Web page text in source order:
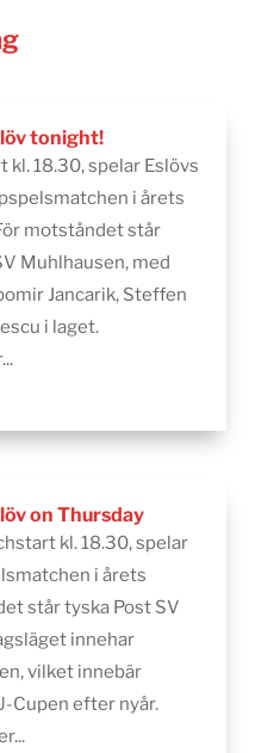
tonight!
kl. 18.30, spelar Eslövs
i årets
motståndet står
Muhlhausen, med
Jancarik, Steffen
i laget.
on Thursday
kl. 18.30, spelar
i årets
står tyska Post SV
innehar
vilket innebär
Cupen efter nyår.